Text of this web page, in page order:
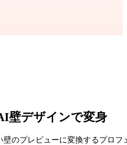
壁デザインで変身
壁のプレビューに変換するプロフ